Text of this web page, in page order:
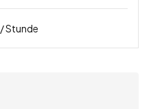
/ Stunde